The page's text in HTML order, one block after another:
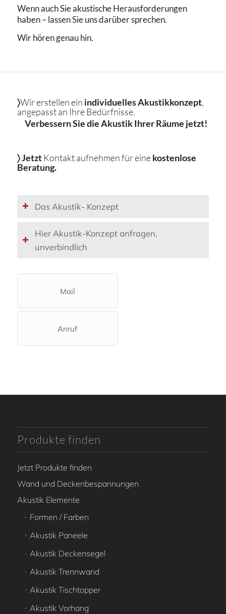
Wenn auch Sie akustische Herausforderungen
haben – lassen Sie uns darüber sprechen.
Wir hören genau hin.
〉Wir erstellen ein individuelles Akustikkonzept,
angepasst an Ihre Bedürfnisse.
Verbessern Sie die Akustik Ihrer Räume jetzt!
〉Jetzt Kontakt aufnehmen für einekostenlose
Beratung.
Das Akustik- Konzept
Hier Akustik-Konzept anfragen,
unverbindlich
Mail
Anruf
Produkte finden
Jetzt Produkte finden
Wand und Deckenbespannungen
Akustik Elemente
Formen / Farben
Akustik Paneele
Akustik Deckensegel
Akustik Trennwand
Akustik Tischtopper
Akustik Vorhang